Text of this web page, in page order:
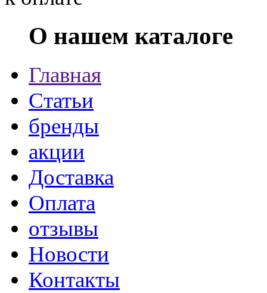
О нашем каталоге
Главная
Статьи
бренды
акции
Доставка
Оплата
отзывы
Новости
Контакты